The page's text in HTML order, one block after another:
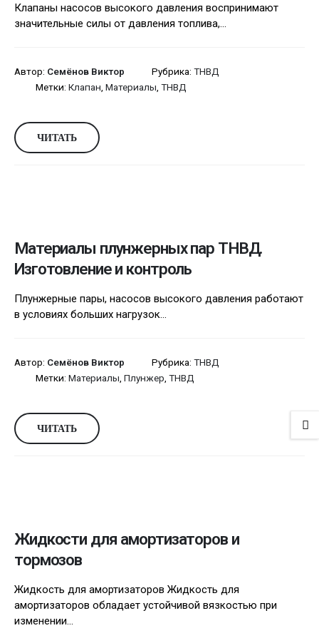
Клапаны насосов высокого давления воспринимают
значительные силы от давления топлива,...
Автор: Семёнов Виктор Рубрика: ТНВД
Метки: Клапан Материалы ТНВД
ЧИТАТЬ
Материалы плунжерных пар ТНВД.
Изготовление и контроль
Плунжерные пары, насосов высокого давления работают
в условиях больших нагрузок...
Автор: Семёнов Виктор Рубрика: ТНВД
Метки: Материалы Плунжер ТНВД
ЧИТАТЬ
Жидкости для амортизаторов и
тормозов
Жидкость для амортизаторов Жидкость для
амортизаторов обладает устойчивой вязкостью при
изменении...